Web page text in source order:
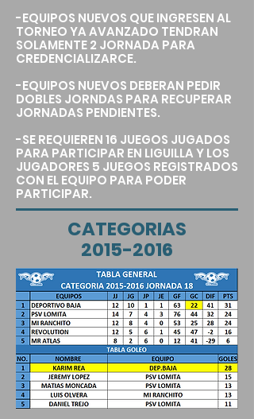
-EQUIPOS NUEVOS QUE INGRESEN AL
TORNEO YA AVANZADO TENDRAN
SOLAMENTE 2 JORNADA PARA
CREDENCIALIZARCE.
-EQUIPOS NUEVOS DEBERAN PEDIR
DOBLES JORNDAS PARA RECUPERAR
JORNADAS PENDIENTES.
-SE REQUIEREN 16 JUEGOS JUGADOS
PARA PARTICIPAR EN LIGUILLA Y LOS
JUGADORES 5 JUEGOS REGISTRADOS
CON EL EQUIPO PARA PODER
PARTICIPAR.
CATEGORIAS
2015-2016